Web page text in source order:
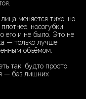
меняется тихо, но
носогубки
его и не было. Это не
— только лучше
объёмом.
так, будто просто
— без лишних